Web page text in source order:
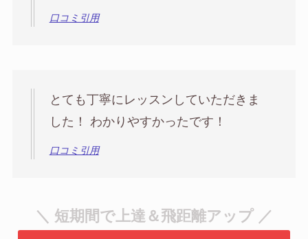
口コミ引用
とても丁寧にレッスンしていただきま
した！ わかりやすかったです！
口コミ引用
＼ 短期間で上達＆飛距離アップ ／